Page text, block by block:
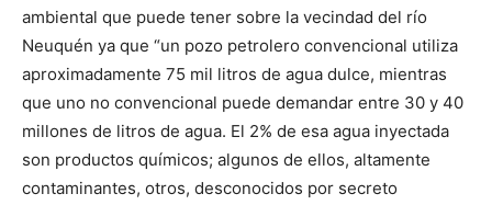
ambiental que puede tener sobre la vecindad del río
Neuquén ya que “un pozo petrolero convencional utiliza
aproximadamente 75 mil litros de agua dulce, mientras
que uno no convencional puede demandar entre 30 y 40
millones de litros de agua. El 2% de esa agua inyectada
son productos químicos; algunos de ellos, altamente
contaminantes, otros, desconocidos por secreto